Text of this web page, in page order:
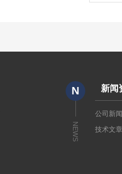
N
NEWS
新闻
公司新
技术文